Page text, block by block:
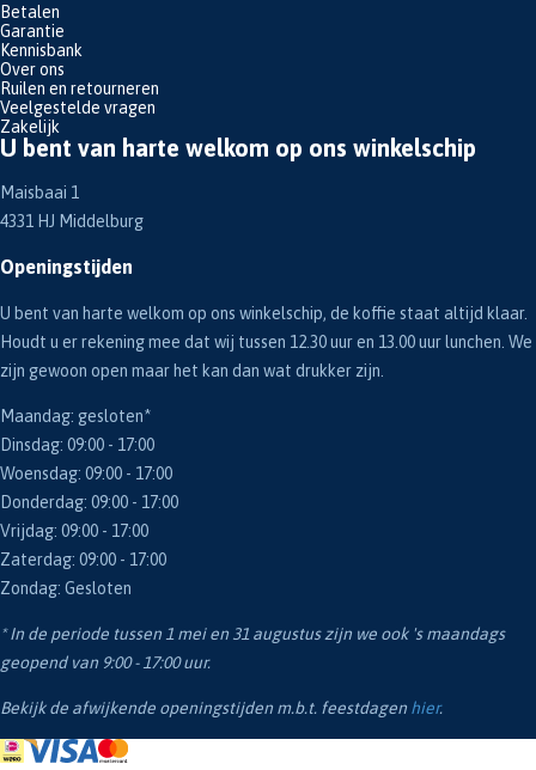
Betalen
Garantie
Kennisbank
Over ons
Ruilen en retourneren
Veelgestelde vragen
Zakelijk
U bent van harte welkom op ons winkelschip
Maisbaai 1
4331 HJ Middelburg
Openingstijden
U bent van harte welkom op ons winkelschip, de koffie staat altijd klaar.
Houdt u er rekening mee dat wij tussen 12.30 uur en 13.00 uur lunchen. We
zijn gewoon open maar het kan dan wat drukker zijn.
Maandag: gesloten*
Dinsdag: 09:00 - 17:00
Woensdag: 09:00 - 17:00
Donderdag: 09:00 - 17:00
Vrijdag: 09:00 - 17:00
Zaterdag: 09:00 - 17:00
Zondag: Gesloten
* In de periode tussen 1 mei en 31 augustus zijn we ook 's maandags
geopend van 9:00 - 17:00 uur.
Bekijk de afwijkende openingstijden m.b.t. feestdagen hier.